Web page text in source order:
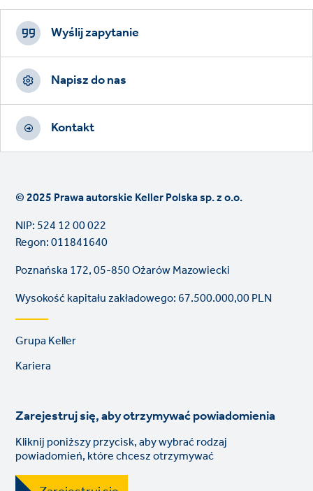
Footer
CTAs
Wyślij zapytanie
Napisz do nas
Kontakt
© 2025 Prawa autorskie Keller Polska sp. z o.o.
NIP: 524 12 00 022
Regon: 011841640
Poznańska 172, 05-850 Ożarów Mazowiecki
Wysokość kapitału zakładowego: 67.500.000,00 PLN
Footer
links
Grupa Keller
Kariera
Zarejestruj się, aby otrzymywać powiadomienia
Kliknij poniższy przycisk, aby wybrać rodzaj
powiadomień, które chcesz otrzymywać